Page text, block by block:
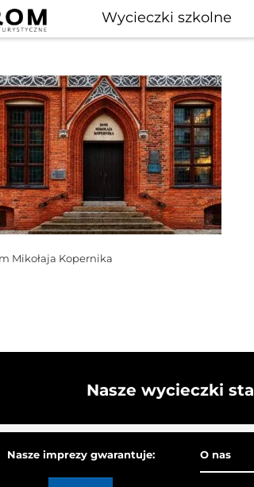
Wycieczki szkolne
Mikołaja Kopernika
Nasze wycieczki
Nasze imprezy gwarantuje: O nas